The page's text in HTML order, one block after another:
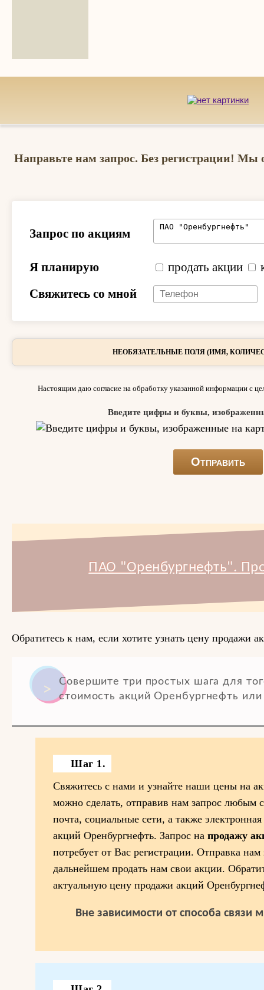
Направьте нам запрос. Без регистрации! Мы
Запрос по акциям
Я планирую продать акции
Свяжитесь со мной
НЕОБЯЗАТЕЛЬНЫЕ ПОЛЯ (ИМЯ,
Настоящим даю согласие на обработку указанной информации с
Введите цифры и буквы,
ПАО "Оренбургнефть".
Обратитесь к нам, если хотите узнать цену продажи
Совершите три простых шага для
стоимость акций Оренбургнефть или
Шаг 1.
Свяжитесь с нами и узнайте наши цены на
можно сделать, отправив нам запрос любым
почта, социальные сети, а также
акций Оренбургнефть. Запрос на продажу
потребует от Вас регистрации. Отправка
дальнейшем продать нам свои акции.
актуальную цену продажи акций
Вне зависимости от способа связи